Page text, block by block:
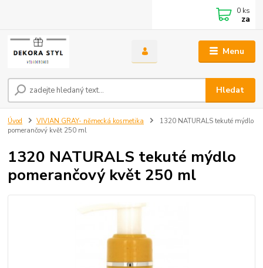
Menu
Hledat
0 ks
za
Úvod VIVIAN GRAY- německá kosmetika
1320 NATURALS tekuté mýdlo
pomerančový květ 250 ml
1320 NATURALS tekuté mýdlo
pomerančový květ 250 ml